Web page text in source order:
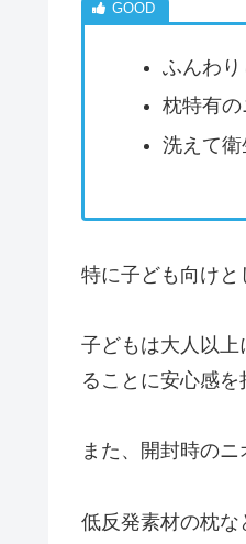
ふんわ
枕特有
洗えて衛
特に子ども向けと
子どもは大人以上
ることに安心感を
また、開封時の
低反発素材の枕